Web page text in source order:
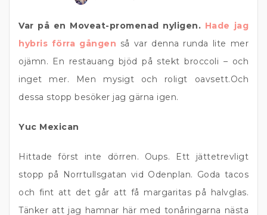
Var på en Moveat-promenad nyligen. Hade jag
hybris förra gången så var denna runda lite mer
ojämn. En restauang bjöd på stekt broccoli – och
inget mer. Men mysigt och roligt oavsett.Och
dessa stopp besöker jag gärna igen.
Yuc Mexican
Hittade först inte dörren. Oups. Ett jättetrevligt
stopp på Norrtullsgatan vid Odenplan. Goda tacos
och fint att det går att få margaritas på halvglas.
Tänker att jag hamnar här med tonåringarna nästa